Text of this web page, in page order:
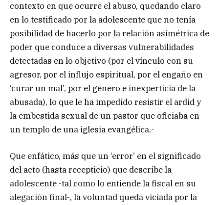
contexto en que ocurre el abuso, quedando claro
en lo testificado por la adolescente que no tenía
posibilidad de hacerlo por la relación asimétrica de
poder que conduce a diversas vulnerabilidades
detectadas en lo objetivo (por el vínculo con su
agresor, por el influjo espiritual, por el engaño en
‘curar un mal’, por el género e inexperticia de la
abusada), lo que le ha impedido resistir el ardid y
la embestida sexual de un pastor que oficiaba en
un templo de una iglesia evangélica.-
Que enfático, más que un ‘error’ en el significado
del acto (hasta recepticio) que describe la
adolescente -tal como lo entiende la fiscal en su
alegación final-, la voluntad queda viciada por la